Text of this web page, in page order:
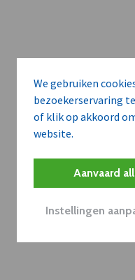
We gebruiken
bezoekerservaring
of klik op akkoord
website.
Aanvaard
Instellingen